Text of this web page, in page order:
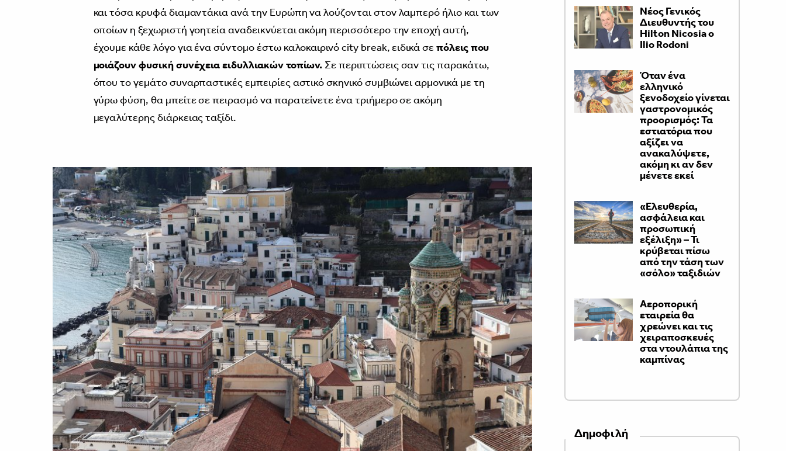
και τόσα κρυφά διαμαντάκια ανά την Ευρώπη να λούζονται στον λαμπερό ήλιο και των
οποίων η ξεχωριστή γοητεία αναδεικνύεται ακόμη περισσότερο την εποχή αυτή,
έχουμε κάθε λόγο για ένα σύντομο έστω καλοκαιρινό city break, ειδικά σεπόλεις που
μοιάζουν φυσική συνέχεια ειδυλλιακών τοπίων. Σε περιπτώσεις σαν τις παρακάτω,
όπου το γεμάτο συναρπαστικές εμπειρίες αστικό σκηνικό συμβιώνει αρμονικά με τη
γύρω φύση, θα μπείτε σε πειρασμό να παρατείνετε ένα τριήμερο σε ακόμη
μεγαλύτερης διάρκειας ταξίδι.
Νέος Γενικός
Διευθυντής του
Hilton Nicosia ο
Ilio Rodoni
Όταν ένα
ελληνικό
ξενοδοχείο γίνεται
γαστρονομικός
προορισμός: Τα
εστιατόρια που
αξίζει να
ανακαλύψετε,
ακόμη κι αν δεν
μένετε εκεί
«Ελευθερία,
ασφάλεια και
προσωπική
εξέλιξη» – Τι
κρύβεται πίσω
από την τάση των
«σόλο» ταξιδιών
Αεροπορική
εταιρεία θα
χρεώνει και τις
χειραποσκευές
στα ντουλάπια της
καμπίνας
Δημοφιλή